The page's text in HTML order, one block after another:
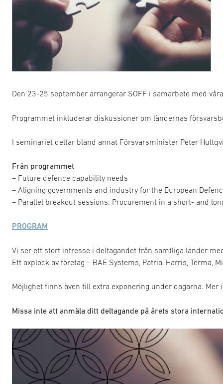
Den 23-25 september arrangerar SOFF i samarbete med
Programmet inkluderar diskussioner om ländernas
I seminariet deltar bland annat Försvarsminister Peter
Från programmet
– Future defence capability needs
– Aligning governments and industry for the European
– Parallel breakout sessions: Procurement in a short- and
PROGRAM
Vi ser ett stort intresse i deltagandet från samtliga länder
Ett axplock av företag – BAE Systems, Patria, Harris, Terma,
Möjlighet finns även till extra exponering under dagarna.
Missa inte att anmäla ditt deltagande på årets stora
Videospelare